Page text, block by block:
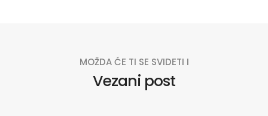
MOŽDA ĆE TI SE SVIDETI I
Vezani post